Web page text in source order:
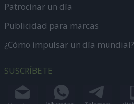
Patrocinar un día
Publicidad para marcas
¿Cómo impulsar un día mundial?
SUSCRÍBETE